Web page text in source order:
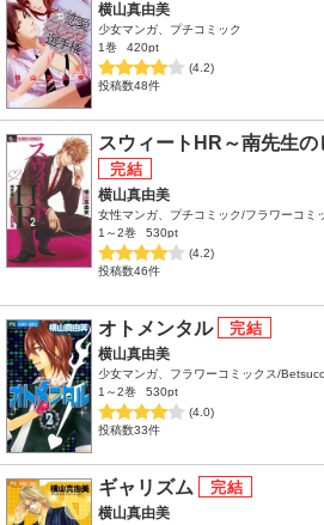
横山真由美
少女マンガ、プチコミック
1巻
420pt
(4.2)
投稿数48件
スウィートHR～南先生の
横山真由美
女性マンガ、プチコミック/フラワーコミ
1～2巻
530pt
(4.2)
投稿数46件
オトメンタル
横山真由美
少女マンガ、フラワーコミックス/
1～2巻
530pt
(4.0)
投稿数33件
ギャリズム
横山真由美